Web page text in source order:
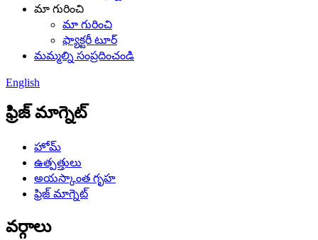
మా గురించి
మా గురించి
ఫ్యాక్టరీ టూర్
మమ్మల్ని సంప్రదించండి
English
ఫ్రిజ్ మాగ్నెట్
హోమ్
ఉత్పత్తులు
అయస్కాంత గృహ
ఫ్రిజ్ మాగ్నెట్
వర్గాలు